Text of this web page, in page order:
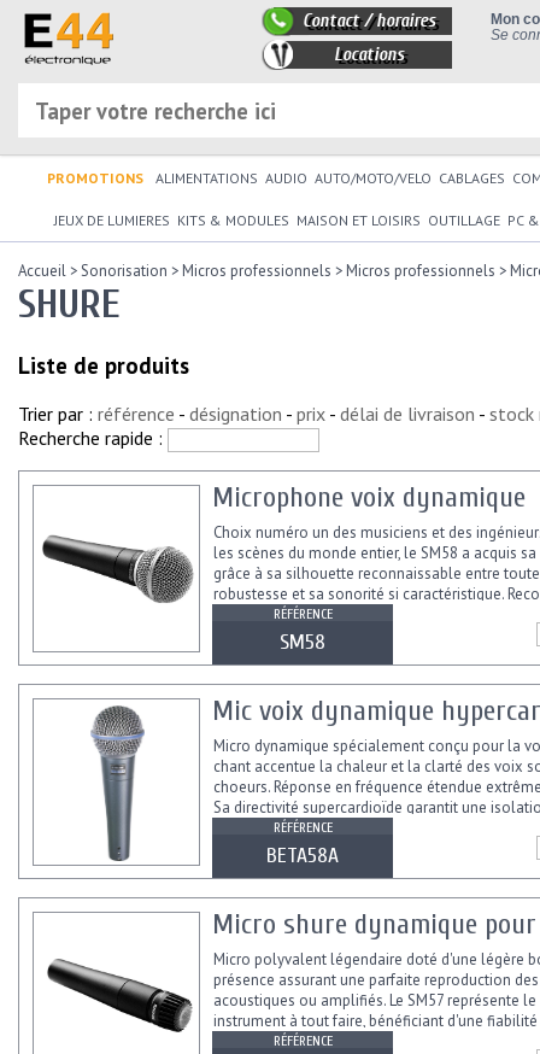
Mon
Se
Contact / horaires
Locations
PROMOTIONS ALIMENTATIONS AUDIO AUTO/MOTO/VELO CABLAGES
JEUX DE LUMIERES KITS & MODULES MAISON ET LOISIRS OUTILLAGE PC
Accueil >Sonorisation >Micros professionnels >Micros professionnels >
SHURE
Liste de produits
Trier par : référence - désignation - prix - délai de livraison - stock
Recherche rapide :
Microphone voix dynamique
Choix numéro un des musiciens et des
les scènes du monde entier, le SM58 a acquis
grâce à sa silhouette reconnaissable entre
robustesse et sa sonorité si caractéristique.
pour les voix...
RÉFÉRENCE
SM58
Mic voix dynamique
Micro dynamique spécialement conçu pour la
chant accentue la chaleur et la clarté des voix
choeurs. Réponse en fréquence étendue
Sa directivité supercardioïde garantit une
RÉFÉRENCE
BETA58A
Micro shure dynamique
Micro polyvalent légendaire doté d'une légère
présence assurant une parfaite reproduction
acoustiques ou amplifiés. Le SM57 représente
instrument à tout faire, bénéficiant d'une
robustesse...RÉFÉRENCE